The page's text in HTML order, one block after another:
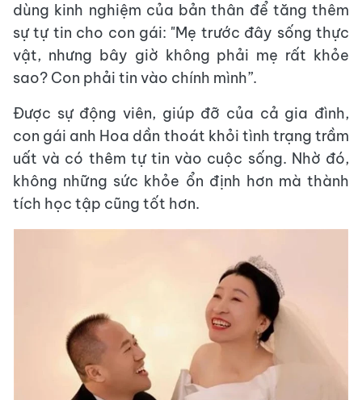
dùng kinh nghiệm của bản thân để tăng thêm
sự tự tin cho con gái: "Mẹ trước đây sống thực
vật, nhưng bây giờ không phải mẹ rất khỏe
sao? Con phải tin vào chính mình”.
Được sự động viên, giúp đỡ của cả gia đình,
con gái anh Hoa dần thoát khỏi tình trạng trầm
uất và có thêm tự tin vào cuộc sống. Nhờ đó,
không những sức khỏe ổn định hơn mà thành
tích học tập cũng tốt hơn.